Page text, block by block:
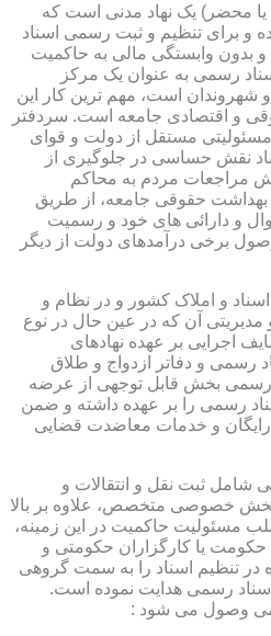
یا محضر) یک نهاد مدنی است که
و برای تنظیم و ثبت رسمی اسناد
بدون وابستگی مالی به حاکمیت
رسمی به عنوان یک مرکز
است، مهم ترین کار این
و اقتصادی جامعه است. سردفتر
مستقل از دولت و قوای
نقش حساسی در جلوگیری از
مراجعات مردم به محاکم
بهداشت حقوقی جامعه، از طریق
و دارائی های خود و رسمیت
برخی درآمدهای دولت از دیگر
و املاک کشور و در نظام و
آن که در عین حال در نوع
اجرایی بر عهده نهادهای
رسمی و دفاتر ازدواج و طلاق
رسمی بخش قابل توجهی از عرضه
رسمی را بر عهده داشته و ضمن
رایگان و خدمات معاضدت قضایی
شامل ثبت نقل و انتقالات و
خصوصی متخصص، علاوه بر بالا
مسئولیت حاکمیت در این زمینه،
یا کارگزاران حکومتی و
در تنظیم اسناد را به سمت گروهی
رسمی هدایت نموده است.
وصول می شود :